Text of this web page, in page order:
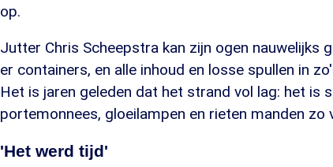
op.
Jutter Chris Scheepstra kan zijn ogen nauwelijks
er containers, en alle inhoud en losse spullen in
Het is jaren geleden dat het strand vol lag: het is
portemonnees, gloeilampen en rieten manden zo
'Het werd tijd'